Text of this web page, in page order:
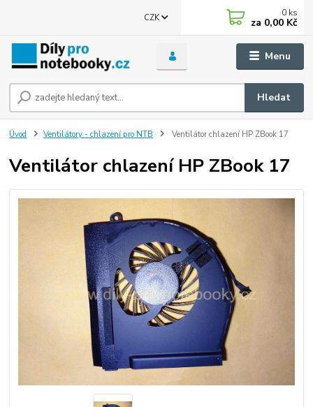
Menu
CZK
Hledat
0 ks
za 0,00 Kč
Úvod Ventilátory - chlazení pro NTB Ventilátor chlazení HP ZBook 17
Ventilátor chlazení HP ZBook 17